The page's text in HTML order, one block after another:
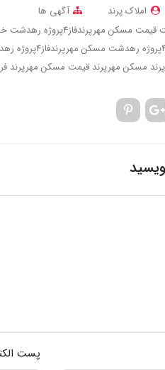
املاک پرند
آگهی ها
قیمت مسکن مهرپرندفاز4پروژه رهدشت
مسکن مهرپرندفاز4پروژه رهدشت
مسکن مهرپرند قیمت مسکن مهرپرند
پست